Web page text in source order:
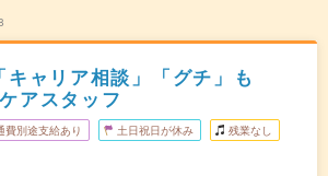
キャリア相談」「グチ」も
アスタッフ
費別途支給あり 土日祝日が休み 残業なし